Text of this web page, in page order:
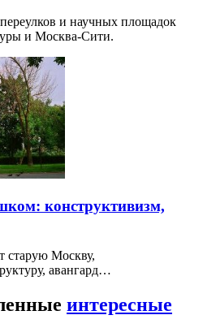
и научных площадок
и Москва-Сити.
конструктивизм,
старую Москву,
авангард…
интересные